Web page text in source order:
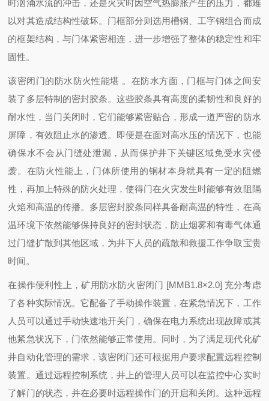
时汹涌水流的冲击，还是火灾时因空气热膨胀产生的压力，都难
以对其造成结构性破坏。门框部分则选用槽钢、工字钢组合而成
的框架结构，与门体紧密相连，进一步增强了整体的稳定性和牢
固性。
该密闭门的防水防火性能堪 。在防水方面，门框与门体之间安
装了多层特制的密封胶条。这些胶条具有高度的柔韧性和良好的
耐水性，当门关闭时，它们能够紧密贴合，形成一道严密的防水
屏障，有效阻止水的渗透。即便是在面对高水压的情况下，也能
确保水不会从门缝处泄漏，从而保护井下关键区域免受水灾侵
袭。在防火性能上，门体所使用的钢材本身就具有一定的阻燃
性，再加上特殊的防火处理，使得门在火灾发生时能够有效阻隔
火焰和高温的传播。多层密封胶条同样具备耐高温的特性，在高
温环境下依然能够保持良好的密封状态，防止烟雾和有毒气体通
过门缝扩散到其他区域，为井下人员的疏散和救援工作争取宝贵
时间。
在操作便利性上，矿用防水防火密闭门 [MMB1.8×2.0] 充分考虑
了各种实际情况。它配备了手动操作装置，在紧急情况下，工作
人员可以通过手动快速地开关门，确保在电力系统出现故障或其
他紧急状况下，门依然能够正常使用。同时，为了满足现代化矿
井自动化管理的需求，该密闭门还可根据用户要求配置远程控制
装置。通过远程控制系统，井上的管理人员可以在监控中心实时
了解门的状态，并在必要时远程操作门的开启和关闭。这种远程